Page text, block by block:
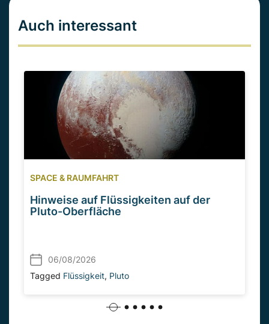
Auch interessant
SPACE & RAUMFAHRT
Hinweise auf Flüssigkeiten auf der
Pluto-Oberfläche
06/08/2026
Tagged Flüssigkeit, Pluto